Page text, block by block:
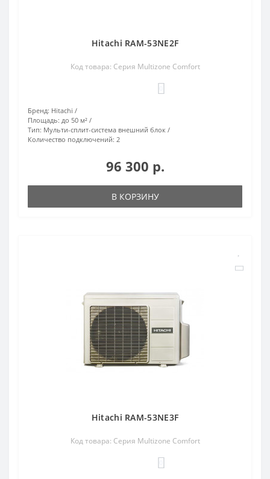
Hitachi RAM-53NE2F
Код товара: Серия Multizone Comfort
Бренд: Hitachi
Площадь: до 50 м²
Тип: Мульти-сплит-система внешний блок
Количество подключений: 2
96 300 р.
В КОРЗИНУ
Hitachi RAM-53NE3F
Код товара: Серия Multizone Comfort